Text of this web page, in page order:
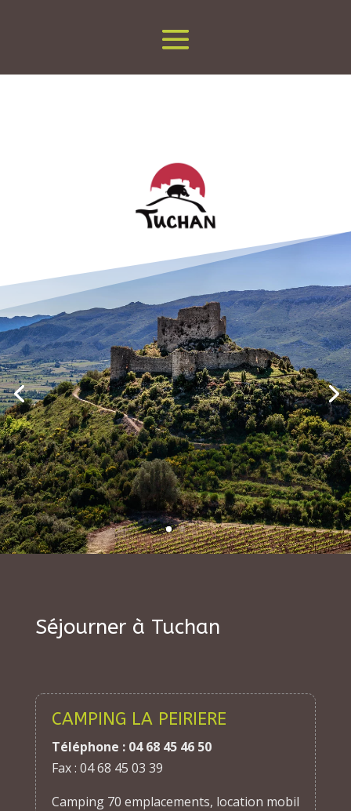
Séjourner à Tuchan
CAMPING LA PEIRIERE
Téléphone : 04 68 45 46 50
Fax : 04 68 45 03 39
Camping 70 emplacements, location mobil